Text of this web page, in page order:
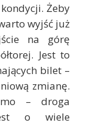
Żeby
wyjść już
na górę
Jest to
bilet –
zmianę.
– droga
o wiele